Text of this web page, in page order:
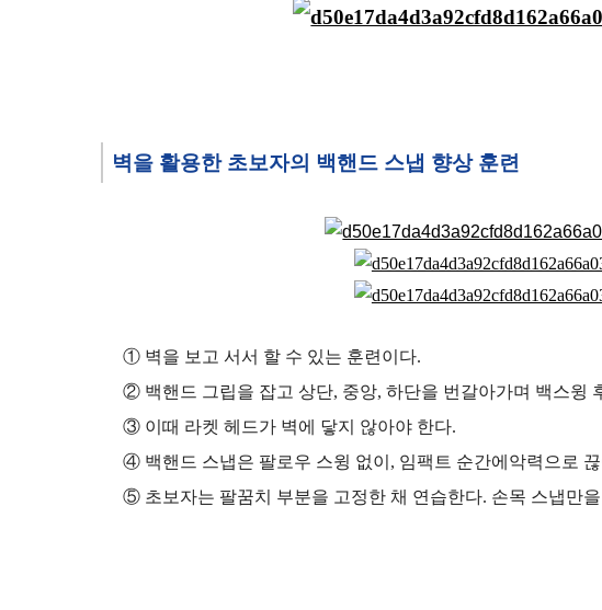
벽을 활용한 초보자의 백핸드 스냅 향상 훈련
① 벽을 보고 서서 할 수 있는 훈련이다.
② 백핸드 그립을 잡고 상단, 중앙, 하단을 번갈아가며 백스윙
③ 이때 라켓 헤드가 벽에 닿지 않아야 한다.
④ 백핸드 스냅은 팔로우 스윙 없이, 임팩트 순간에악력으로
⑤ 초보자는 팔꿈치 부분을 고정한 채 연습한다. 손목 스냅만